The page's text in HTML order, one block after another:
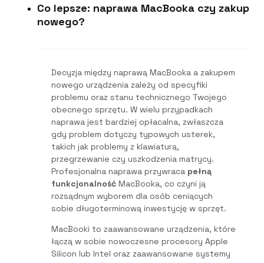
Co lepsze: naprawa MacBooka czy zakup
nowego?
Decyzja między naprawą MacBooka a zakupem
nowego urządzenia zależy od specyfiki
problemu oraz stanu technicznego Twojego
obecnego sprzętu. W wielu przypadkach
naprawa jest bardziej opłacalna, zwłaszcza
gdy problem dotyczy typowych usterek,
takich jak problemy z klawiaturą,
przegrzewanie czy uszkodzenia matrycy.
Profesjonalna naprawa przywraca pełną
funkcjonalność MacBooka, co czyni ją
rozsądnym wyborem dla osób ceniących
sobie długoterminową inwestycję w sprzęt.
MacBooki to zaawansowane urządzenia, które
łączą w sobie nowoczesne procesory Apple
Silicon lub Intel oraz zaawansowane systemy